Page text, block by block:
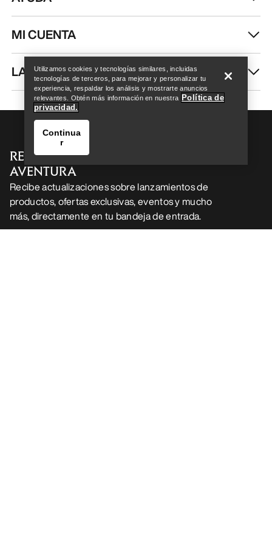
Help
Help
MI CUENTA
LAVA Y REPARA
RECIBE TU DOSIS SEMANAL DE
AVENTURA
Recibe actualizaciones sobre lanzamientos de
productos, ofertas exclusivas, eventos y mucho
más, directamente en tu bandeja de entrada.
Utilizamos cookies y tecnologías similares, incluidas
tecnologías de terceros, para mejorar y personalizar tu
experiencia, respaldar los análisis y mostrarte anuncios
relevantes. Obtén más información en nuestra Política de
privacidad.
Continua
r